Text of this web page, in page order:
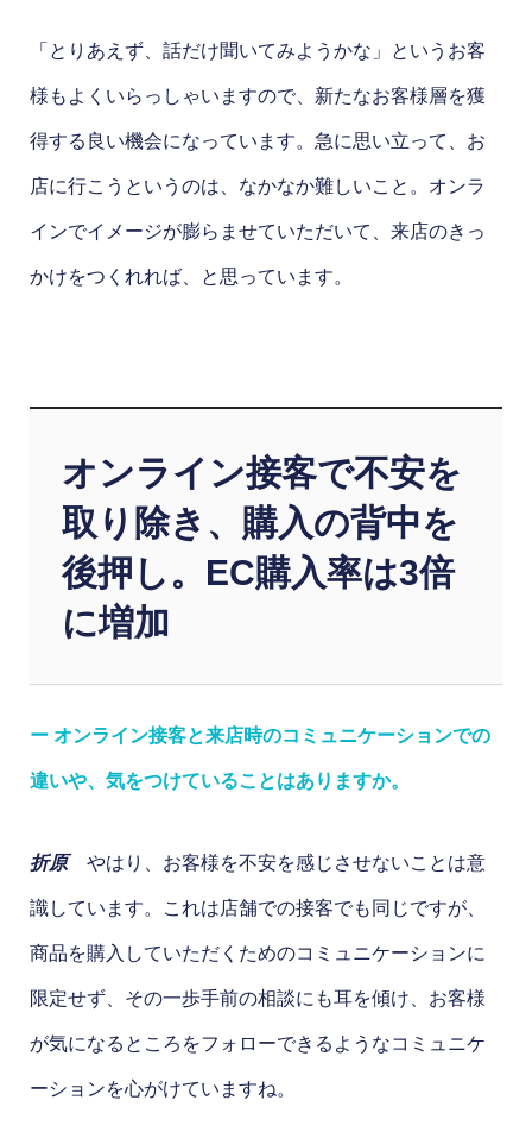
「とりあえず、話だけ聞いてみようかな」というお客
様もよくいらっしゃいますので、新たなお客様層を獲
得する良い機会になっています。急に思い立って、お
店に行こうというのは、なかなか難しいこと。オンラ
インでイメージが膨らませていただいて、来店のきっ
かけをつくれれば、と思っています。
オンライン接客で不安を
取り除き、購入の背中を
後押し。EC購入率は3倍
に増加
ー オンライン接客と来店時のコミュニケーションでの
違いや、気をつけていることはありますか。
折原 やはり、お客様を不安を感じさせないことは意
識しています。これは店舗での接客でも同じですが、
商品を購入していただくためのコミュニケーションに
限定せず、その一歩手前の相談にも耳を傾け、お客様
が気になるところをフォローできるようなコミュニケ
ーションを心がけていますね。